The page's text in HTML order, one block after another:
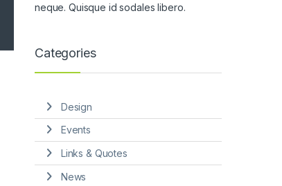
neque. Quisque id sodales libero.
Categories
Design
Events
Links & Quotes
News